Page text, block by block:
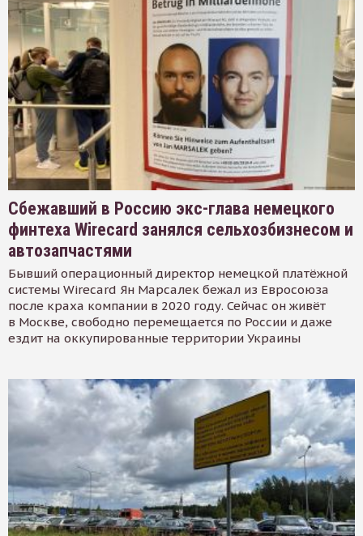
Сбежавший в Россию экс-глава немецкого
финтеха Wirecard занялся сельхозбизнесом и
автозапчастями
Бывший операционный директор немецкой платёжной
системы Wirecard Ян Марсалек бежал из Евросоюза
после краха компании в 2020 году. Сейчас он живёт
в Москве, свободно перемещается по России и даже
ездит на оккупированные территории Украины